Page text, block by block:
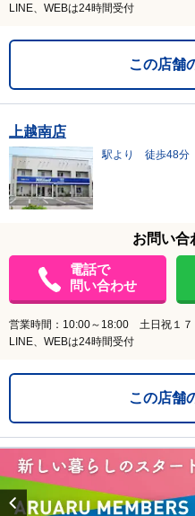
LINE、WEBは24時間受付
この店舗
上越南店
駅より 徒歩48分
お問い合
電話で
問い合わせ
営業時間：10:00～18:00 土日祝１
LINE、WEBは24時間受付
この店舗
Previous